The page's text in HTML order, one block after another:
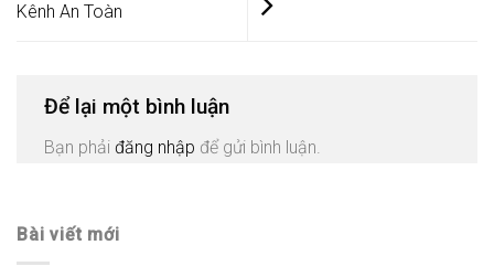
Kênh An Toàn
Để lại một bình luận
Bạn phải đăng nhập để gửi bình luận.
Bài viết mới